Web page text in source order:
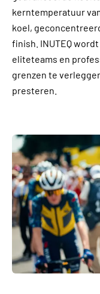
kerntemperatuur
koel,
finish. INUTEQ
eliteteams en
grenzen te
presteren.